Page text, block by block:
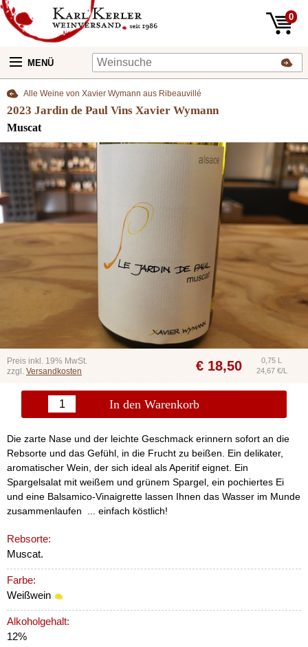
0
MENÜ
Alle Weine von Xavier Wymann aus Ribeauvillé
2023 Jardin de Paul Vins Xavier Wymann
Muscat
Preis inkl. 19% MwSt.
zzgl. Versandkosten € 18,50
0,75 L
24,67 €/L
In den Warenkorb
Die zarte Nase und der leichte Geschmack erinnern sofort an die
Rebsorte und das Gefühl, in die Frucht zu beißen. Ein delikater,
aromatischer Wein, der sich ideal als Aperitif eignet. Ein
Spargelsalat mit weißem und grünem Spargel, ein pochiertes Ei
und eine Balsamico-Vinaigrette lassen Ihnen das Wasser im Munde
zusammenlaufen ... einfach köstlich!
Rebsorte:
Muscat.
Farbe:
Weißwein
Alkoholgehalt:
12%